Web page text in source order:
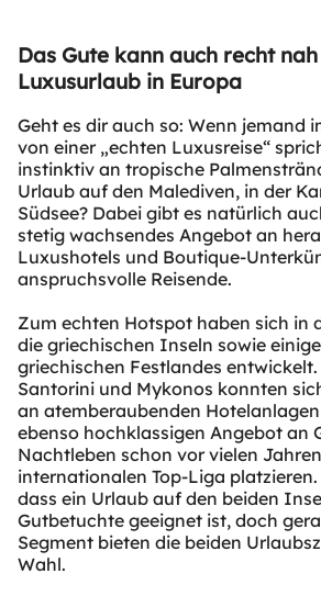
Das Gute kann auch recht nah
Luxusurlaub in Europa
Geht es dir auch so: Wenn jemand
von einer „echten Luxusreise“
instinktiv an tropische
Urlaub auf den Malediven, in der
Südsee? Dabei gibt es natürlich
stetig wachsendes Angebot an
Luxushotels und Boutique-
anspruchsvolle Reisende.
Zum echten Hotspot haben sich in
die griechischen Inseln sowie
griechischen Festlandes
Santorini und Mykonos konnten
an atemberaubenden
ebenso hochklassigen Angebot an
Nachtleben schon vor vielen
internationalen Top-Liga
dass ein Urlaub auf den beiden
Gutbetuchte geeignet ist, doch
Segment bieten die beiden
Wahl.